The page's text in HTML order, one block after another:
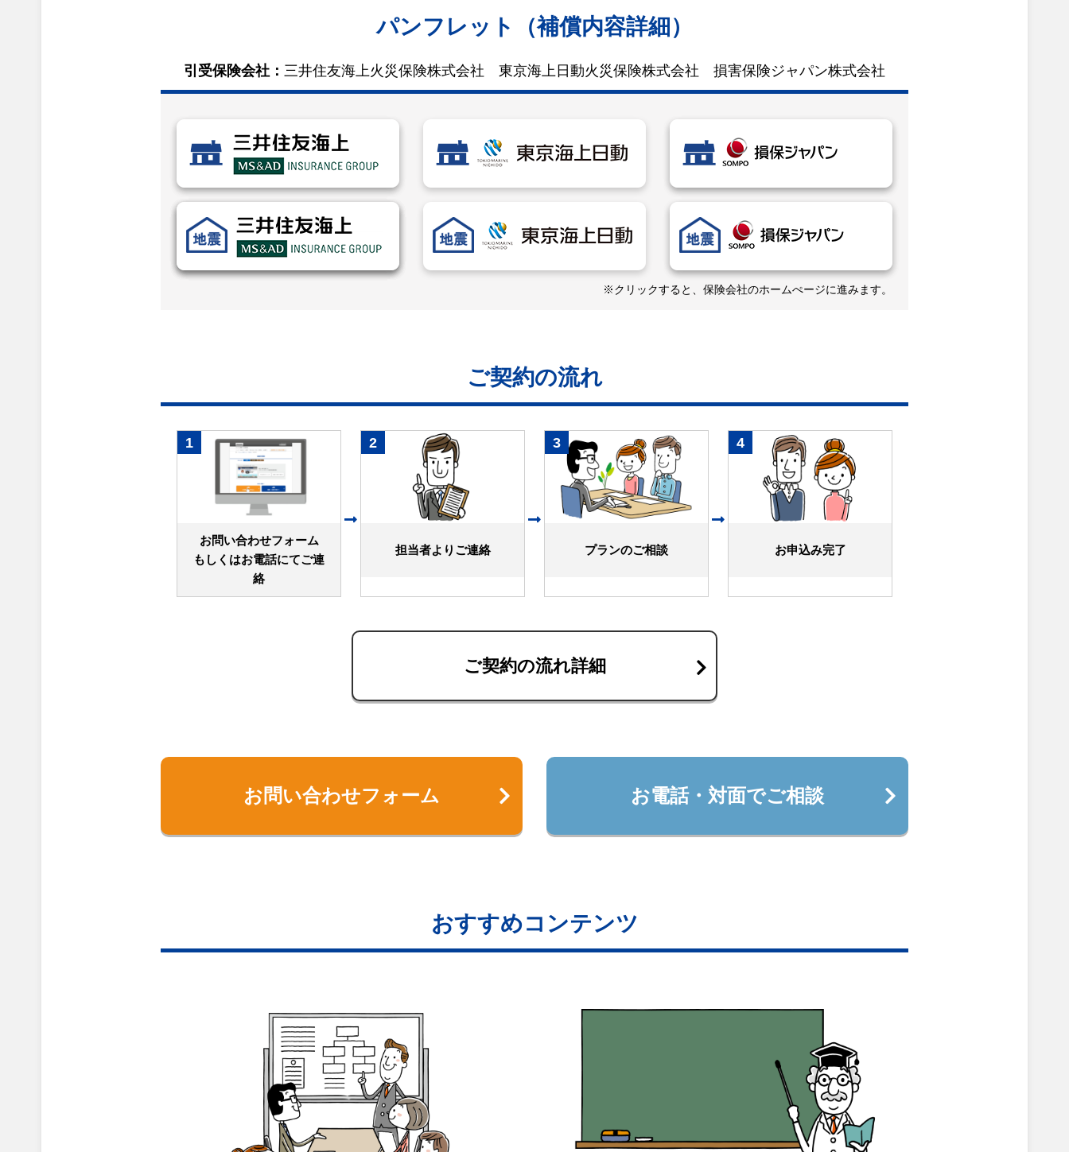
パンフレット（補償内容詳細）
引受保険会社： 三井住友海上火災保険株式会社 東京海上日動火災保険株式会社 損害保険ジャパン株式会社
※クリックすると、保険会社のホームぺージに進みます。
ご契約の流れ
1
お問い合わせフォーム
もしくはお電話にてご連
絡
2
担当者よりご連絡
3
プランのご相談
4
お申込み完了
ご契約の流れ詳細
お問い合わせフォーム お電話・対面でご相談
おすすめコンテンツ